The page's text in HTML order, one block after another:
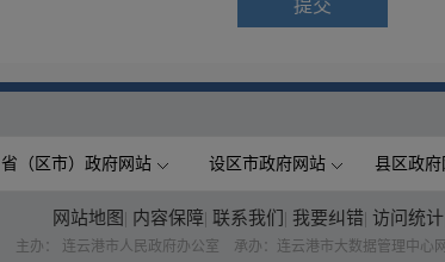
省（区市）政府网站 设区市政府网站 县区政府
网站地图 | 内容保障| 联系我们 | 我要纠错| 访问统计
主办： 连云港市人民政府办公室 承办：连云港市大数据管理中心